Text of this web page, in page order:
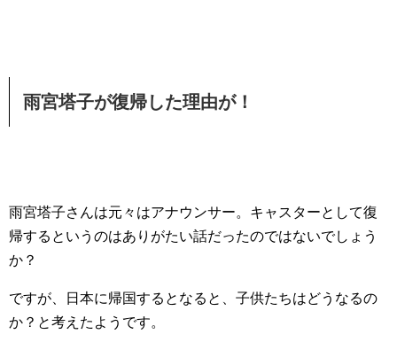
雨宮塔子が復帰した理由が！
雨宮塔子さんは元々はアナウンサー。キャスターとして復
帰するというのはありがたい話だったのではないでしょう
か？
ですが、日本に帰国するとなると、子供たちはどうなるの
か？と考えたようです。